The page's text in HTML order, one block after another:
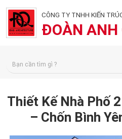
CÔNG TY TNHH KIẾN
ĐOÀN ANH
Thiết Kế Nhà Phố
– Chốn Bình